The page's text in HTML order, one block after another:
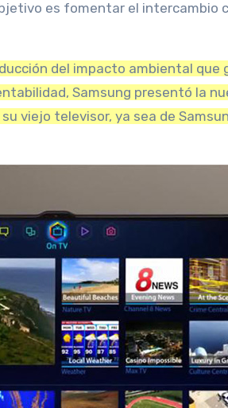
es fomentar el intercambio
del impacto ambiental
Samsung presentó la
viejo televisor, ya sea de